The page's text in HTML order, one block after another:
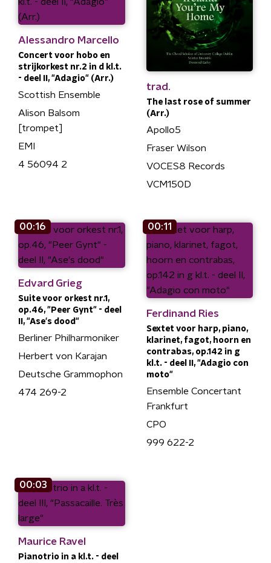
Alessandro Marcello
Concert voor hobo en
strijkorkest nr.2 in d kl.t.
- deel II, "Adagio" (Arr.)
Scottish Ensemble
Alison Balsom
[trompet]
EMI
4 56094 2
trad.
The last rose of summer
(Arr.)
Apollo5
Fraser Wilson
VOCES8 Records
VCM150D
00:16
Edvard Grieg
Suite voor orkest nr.1,
op.46, "Peer Gynt" - deel
II, "Ase's dood"
Berliner Philharmoniker
Herbert von Karajan
Deutsche Grammophon
474 269-2
00:11
Ferdinand Ries
Sextet voor harp, piano,
klarinet, fagot, hoorn en
contrabas, op.142 in g
kl.t. - deel II, "Adagio con
moto"
Ensemble Concertant
Frankfurt
CPO
999 622-2
00:03
Maurice Ravel
Pianotrio in a kl.t. - deel